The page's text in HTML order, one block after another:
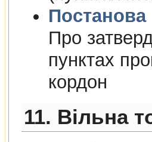
Про
пунктах
кордон
11. Вільна